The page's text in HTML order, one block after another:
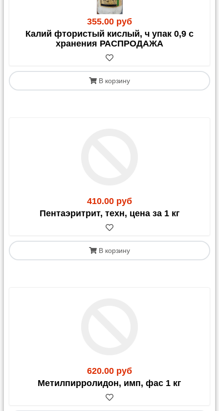
355.00 руб
Калий фтористый кислый, ч упак 0,9 с
хранения РАСПРОДАЖА
В корзину
410.00 руб
Пентаэритрит, техн, цена за 1 кг
В корзину
620.00 руб
Метилпирролидон, имп, фас 1 кг